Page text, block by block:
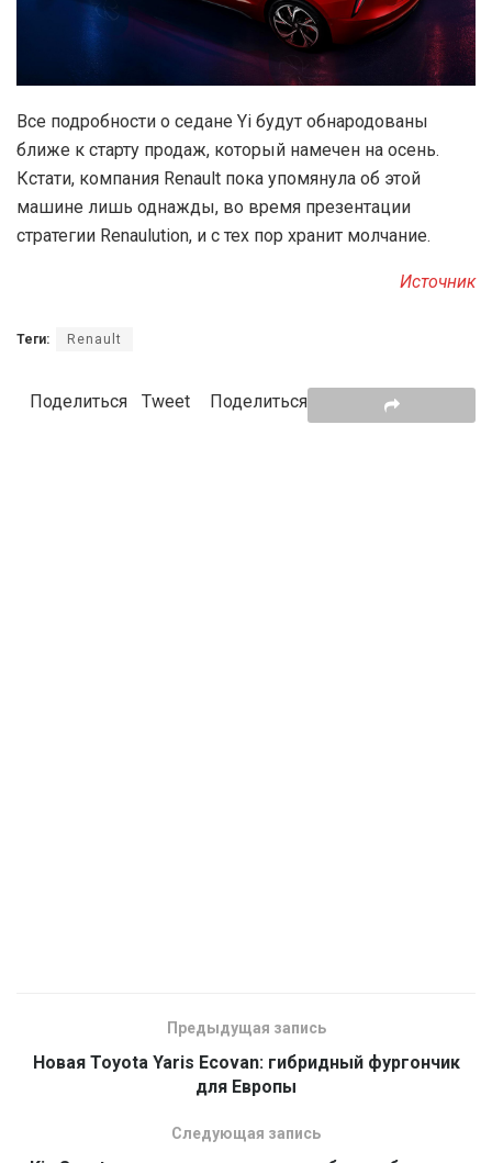
Все подробности о седане Yi будут обнародованы
ближе к старту продаж, который намечен на осень.
Кстати, компания Renault пока упомянула об этой
машине лишь однажды, во время презентации
стратегии Renaulution, и с тех пор хранит молчание.
Источник
Теги: Renault
Поделиться Tweet Поделиться
Предыдущая запись
Новая Toyota Yaris Ecovan: гибридный фургончик
для Европы
Следующая запись